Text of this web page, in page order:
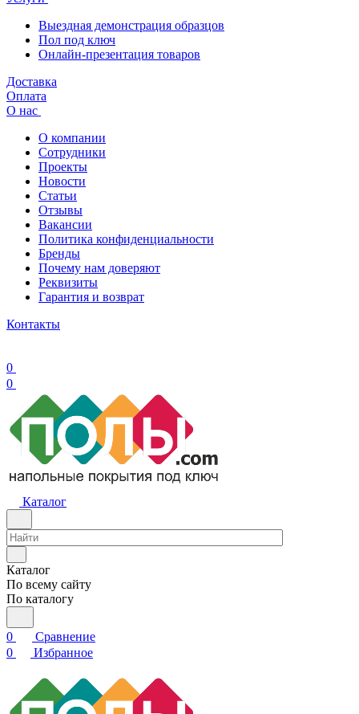
Выездная демонстрация образцов
Пол под ключ
Онлайн-презентация товаров
Доставка
Оплата
О нас
О компании
Сотрудники
Проекты
Новости
Статьи
Отзывы
Вакансии
Политика конфиденциальности
Бренды
Почему нам доверяют
Реквизиты
Гарантия и возврат
Контакты
0
0
Каталог
Каталог
По всему сайту
По каталогу
0
Сравнение
0
Избранное